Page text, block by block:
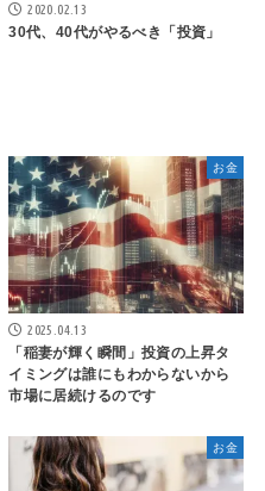
2020.02.13
30代、40代がやるべき「投資」
お金
2025.04.13
「稲妻が輝く瞬間」投資の上昇タ
イミングは誰にもわからないから
市場に居続けるのです
お金